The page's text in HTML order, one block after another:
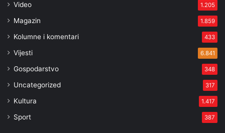
Video 1.205
Magazin 1.859
Kolumne i komentari 433
Vijesti 6.841
Gospodarstvo 348
Uncategorized 317
Kultura 1.417
Sport 387